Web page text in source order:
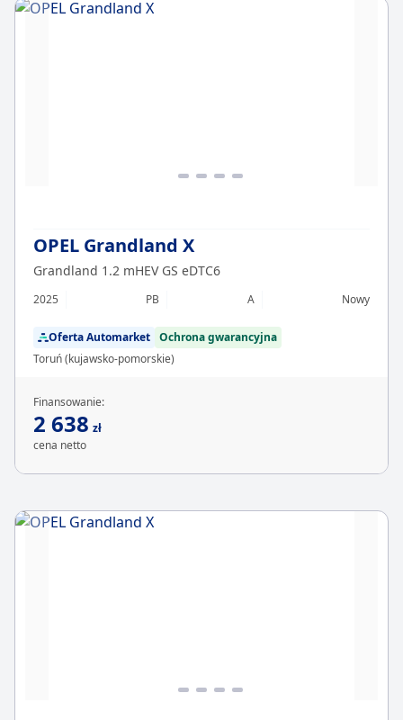
OPEL Grandland X
Grandland 1.2 mHEV GS eDTC6
2025 PB A Nowy
Oferta Automarket Ochrona gwarancyjna
Toruń (kujawsko-pomorskie)
Finansowanie:
2 638 zł
cena netto